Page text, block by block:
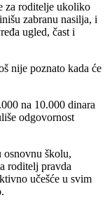
za roditelje ukoliko
zabranu nasilja, i
ugled, čast i
nije poznato kada će
na 10.000 dinara
odgovornost
osnovnu školu,
roditelj pravda
učešće u svim